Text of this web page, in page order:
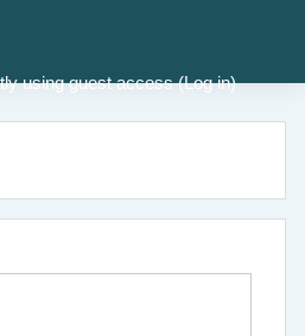
using guest access (Log in)